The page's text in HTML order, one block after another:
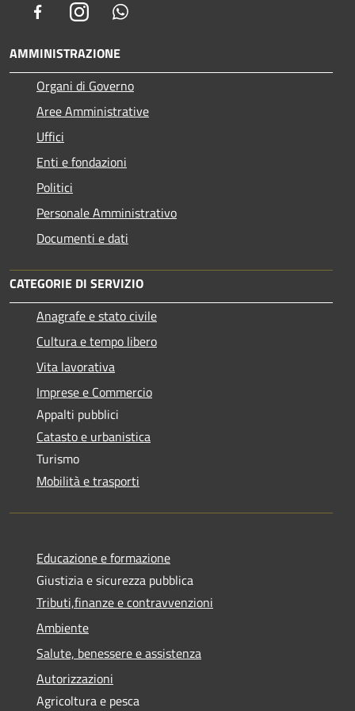
FacebookInstagram
AMMINISTRAZIONE
Organi di Governo
Aree Amministrative
Uffici
Enti e fondazioni
Politici
Personale Amministrativo
Documenti e dati
CATEGORIE DI SERVIZIO
Anagrafe e stato civile
Cultura e tempo libero
Vita lavorativa
Imprese e Commercio
Appalti pubblici
Catasto e urbanistica
Turismo
Mobilità e trasporti
Educazione e formazione
Giustizia e sicurezza pubblica
Tributi,finanze e contravvenzioni
Ambiente
Salute, benessere e assistenza
Autorizzazioni
Agricoltura e pesca